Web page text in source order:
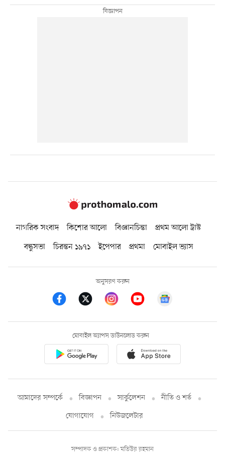
নাগরিক সংবাদ কিশোর আলো বিজ্ঞানচিন্তা
প্রথম আলো ট্রাস্ট
বন্ধুসভা
চিরন্তন ১৯৭১ ইপেপার প্রথমা মোবাইল ভ্যাস
অনুসরণ করুন
মোবাইল অ্যাপস ডাউনলোড করুন
আমাদের সম্পর্কে বিজ্ঞাপন সার্কুলেশন
নীতি ও শর্ত
যোগাযোগ
নিউজলেটার
সম্পাদক ও প্রকাশক: মতিউর রহমান